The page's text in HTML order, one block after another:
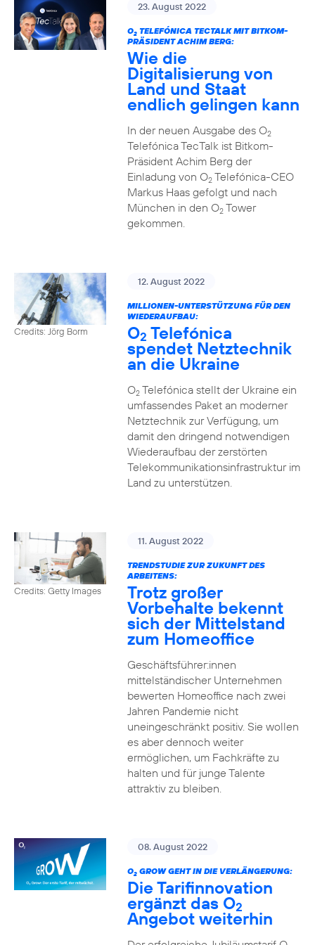
23. August 2022
O2TELEFÓNICA TECTALK MIT BITKOM-
PRÄSIDENT ACHIM BERG:
Wie die
Digitalisierung von
Land und Staat
endlich gelingen kann
In der neuen Ausgabe des O2
Telefónica TecTalk ist Bitkom-
Präsident Achim Berg der
Einladung von O2Telefónica-CEO
Markus Haas gefolgt und nach
München in den O2Tower
gekommen.
Credits: Jörg Borm
12. August 2022
MILLIONEN-UNTERSTÜTZUNG FÜR DEN
WIEDERAUFBAU:
O2 Telefónica
spendet Netztechnik
an die Ukraine
O2Telefónica stellt der Ukraine ein
umfassendes Paket an moderner
Netztechnik zur Verfügung, um
damit den dringend notwendigen
Wiederaufbau der zerstörten
Telekommunikationsinfrastruktur im
Land zu unterstützen.
Credits: Getty Images
11. August 2022
TRENDSTUDIE ZUR ZUKUNFT DES
ARBEITENS:
Trotz großer
Vorbehalte bekennt
sich der Mittelstand
zum Homeoffice
Geschäftsführer:innen
mittelständischer Unternehmen
bewerten Homeoffice nach zwei
Jahren Pandemie nicht
uneingeschränkt positiv. Sie wollen
es aber dennoch weiter
ermöglichen, um Fachkräfte zu
halten und für junge Talente
attraktiv zu bleiben.
08. August 2022
O2GROW GEHT IN DIE VERLÄNGERUNG:
Die Tarifinnovation
ergänzt das O2
Angebot weiterhin